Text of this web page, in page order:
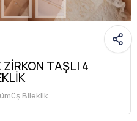
TAŞLI 4
Bileklik